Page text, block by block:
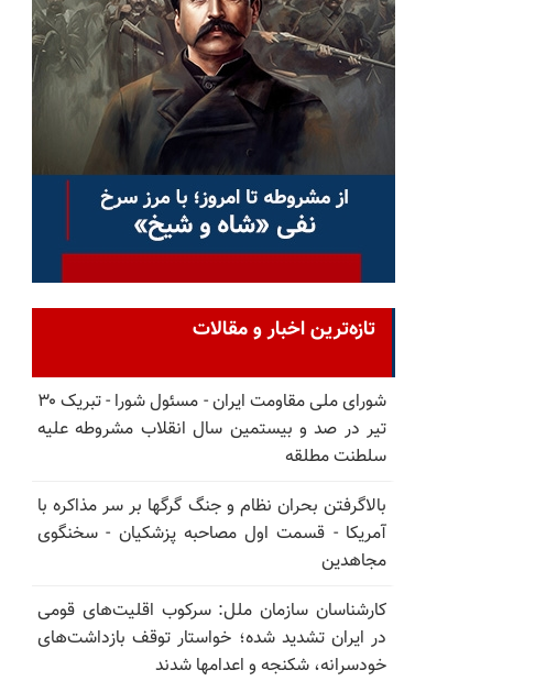
تازه‌ترین اخبار و مقالات
شورای ملی مقاومت ایران - مسئول شورا - تبریک ۳۰
تیر در صد و بیستمین سال انقلاب مشروطه علیه
سلطنت مطلقه
بالا‌گرفتن بحران نظام و جنگ گرگها بر سر مذاکره با
آمریکا - قسمت اول مصاحبه پزشکیان - سخنگوی
مجاهدین
کارشناسان سازمان ملل: سرکوب اقلیت‌های قومی
در ایران تشدید شده؛ خواستار توقف بازداشت‌های
خودسرانه، شکنجه و اعدامها شدند